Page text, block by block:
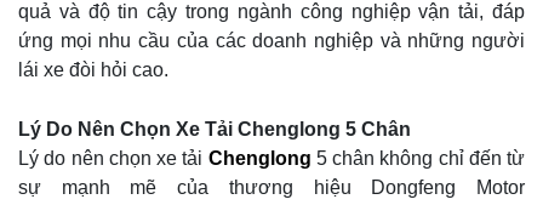
quả và độ tin cậy trong ngành công nghiệp vận tải, đáp
ứng mọi nhu cầu của các doanh nghiệp và những người
lái xe đòi hỏi cao.
Lý Do Nên Chọn Xe Tải Chenglong 5 Chân
Lý do nên chọn xe tải Chenglong 5 chân không chỉ đến từ
sự mạnh mẽ của thương hiệu Dongfeng Motor